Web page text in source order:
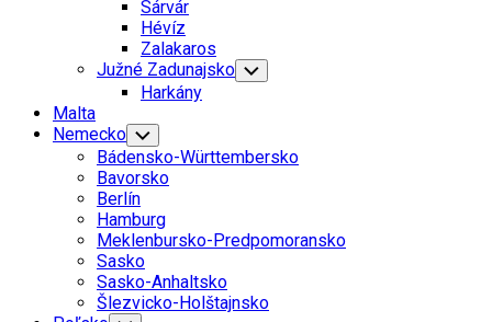
Sárvár
Hévíz
Zalakaros
Južné Zadunajsko Toggle
Child
Harkány
Malta
Nemecko Toggle
Child
Menu
Bádensko-Württembersko
Bavorsko
Berlín
Hamburg
Meklenbursko-Predpomoransko
Sasko
Sasko-Anhaltsko
Šlezvicko-Holštajnsko